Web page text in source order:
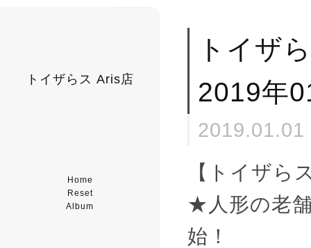
トイザらス Aris店
Home
Reset
Album
トイザ
2019年
【トイザら
★人形の老
始！